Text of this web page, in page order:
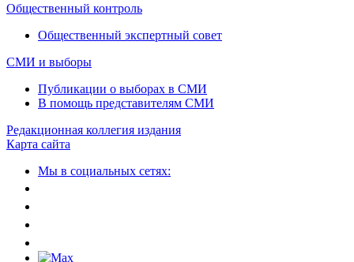
Общественный контроль
Общественный экспертный совет
СМИ и выборы
Публикации о выборах в СМИ
В помощь представителям СМИ
Редакционная коллегия издания
Карта сайта
Мы в социальных сетях: